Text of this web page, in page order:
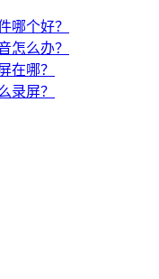
哪个好？
怎么办？
在哪？
录屏？